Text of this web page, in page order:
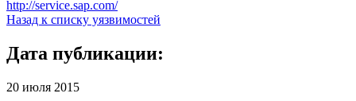
http://service.sap.com/
Назад к списку уязвимостей
Дата публикации:
20 июля 2015